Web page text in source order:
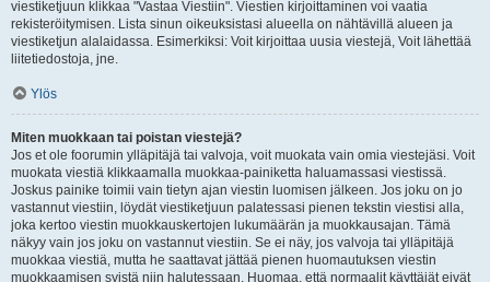
viestiketjuun klikkaa "Vastaa Viestiin". Viestien kirjoittaminen voi vaatia
rekisteröitymisen. Lista sinun oikeuksistasi alueella on nähtävillä alueen ja
viestiketjun alalaidassa. Esimerkiksi: Voit kirjoittaa uusia viestejä, Voit lähettää
liitetiedostoja, jne.
Ylös
Miten muokkaan tai poistan viestejä?
Jos et ole foorumin ylläpitäjä tai valvoja, voit muokata vain omia viestejäsi. Voit
muokata viestiä klikkaamalla muokkaa-painiketta haluamassasi viestissä.
Joskus painike toimii vain tietyn ajan viestin luomisen jälkeen. Jos joku on jo
vastannut viestiin, löydät viestiketjuun palatessasi pienen tekstin viestisi alla,
joka kertoo viestin muokkauskertojen lukumäärän ja muokkausajan. Tämä
näkyy vain jos joku on vastannut viestiin. Se ei näy, jos valvoja tai ylläpitäjä
muokkaa viestiä, mutta he saattavat jättää pienen huomautuksen viestin
muokkaamisen syistä niin halutessaan. Huomaa, että normaalit käyttäjät eivät